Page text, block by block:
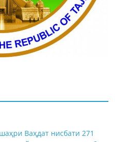
Ваҳдат нисбати 271